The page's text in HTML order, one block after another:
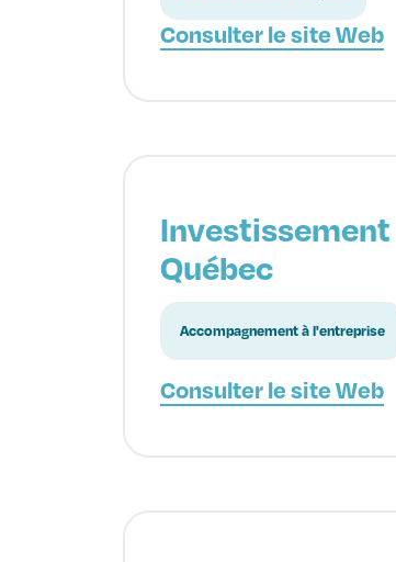
Consulter le site Web
Investissement
Québec
Accompagnement à l'entreprise
Consulter le site Web